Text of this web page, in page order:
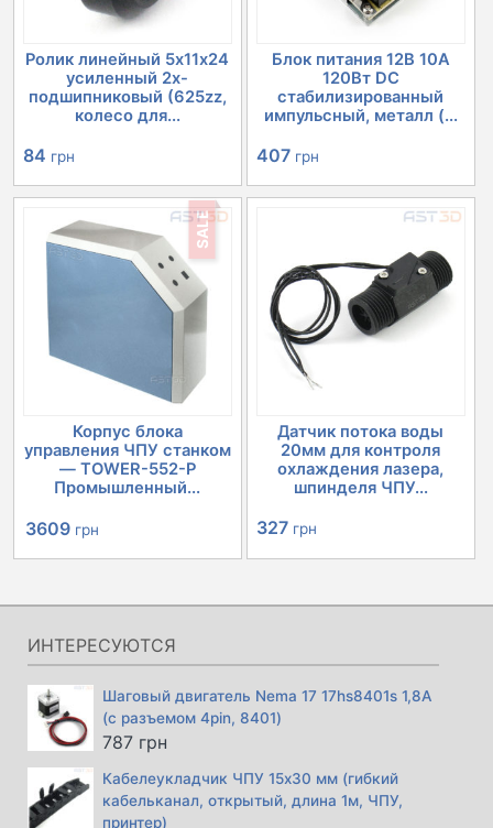
Ролик линейный 5х11х24
усиленный 2х-
подшипниковый (625zz,
колесо для...
84 грн
Блок питания 12В 10А
120Вт DC
стабилизированный
импульсный, металл (...
407 грн
SALE
Корпус блока
управления ЧПУ станком
— TOWER-552-P
Промышленный...
Первоначальная
цена
составляла
4030 грн.
3609 грн
цена:
3609 грн.
Датчик потока воды
20мм для контроля
охлаждения лазера,
шпинделя ЧПУ...
327 грн
ИНТЕРЕСУЮТСЯ
Шаговый двигатель Nema 17 17hs8401s 1,8А
(с разъемом 4pin, 8401)
787 грн
Кабелеукладчик ЧПУ 15х30 мм (гибкий
кабельканал, открытый, длина 1м, ЧПУ,
принтер)